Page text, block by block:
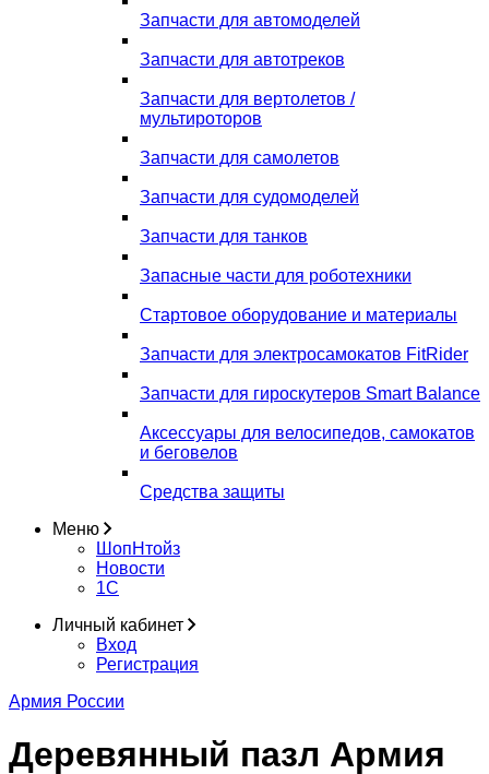
Запчасти для автомоделей
Запчасти для автотреков
Запчасти для вертолетов /
мультироторов
Запчасти для самолетов
Запчасти для судомоделей
Запчасти для танков
Запасные части для роботехники
Стартовое оборудование и материалы
Запчасти для электросамокатов FitRider
Запчасти для гироскутеров Smart Balance
Аксессуары для велосипедов, самокатов
и беговелов
Средства защиты
Меню
ШопНтойз
Новости
1C
Личный кабинет
Вход
Регистрация
Армия России
Деревянный пазл Армия